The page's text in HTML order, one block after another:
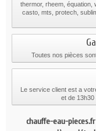
thermor, rheem, équation,
casto, mts, protech,
Toutes nos pièces
Le service client est a
et de 13h30
chauffe-eau-